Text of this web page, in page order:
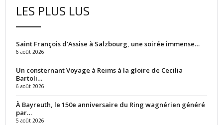
LES PLUS LUS
Saint François d’Assise à Salzbourg, une soirée immense…
6 août 2026
Un consternant Voyage à Reims à la gloire de Cecilia
Bartoli…
6 août 2026
À Bayreuth, le 150e anniversaire du Ring wagnérien généré
par…
5 août 2026